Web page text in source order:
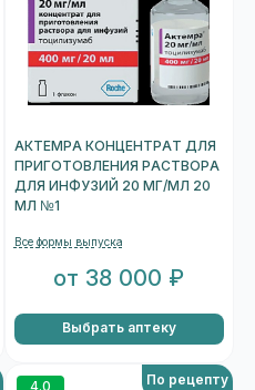
АКТЕМРА КОНЦЕНТРАТ ДЛЯ
ПРИГОТОВЛЕНИЯ РАСТВОРА
ДЛЯ ИНФУЗИЙ 20 МГ/МЛ 20
МЛ №1
Все формы выпуска
от 38 000 ₽
Выбрать аптеку
4.0 По рецепту